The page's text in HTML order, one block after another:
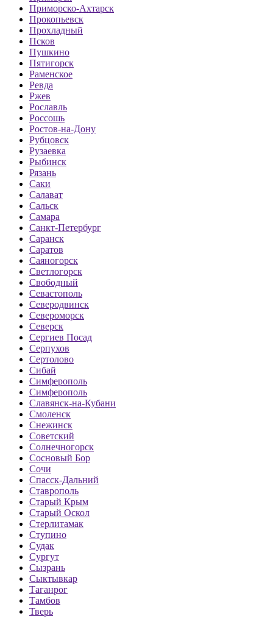
Приморско-Ахтарск
Прокопьевск
Прохладный
Псков
Пушкино
Пятигорск
Раменское
Ревда
Ржев
Рославль
Россошь
Ростов-на-Дону
Рубцовск
Рузаевка
Рыбинск
Рязань
Саки
Салават
Сальск
Самара
Санкт-Петербург
Саранск
Саратов
Саяногорск
Светлогорск
Свободный
Севастополь
Северодвинск
Североморск
Северск
Сергиев Посад
Серпухов
Сертолово
Сибай
Симферополь
Симферополь
Славянск-на-Кубани
Смоленск
Снежинск
Советский
Солнечногорск
Сосновый Бор
Сочи
Спасск-Дальний
Ставрополь
Старый Крым
Старый Оскол
Стерлитамак
Ступино
Судак
Сургут
Сызрань
Сыктывкар
Таганрог
Тамбов
Тверь